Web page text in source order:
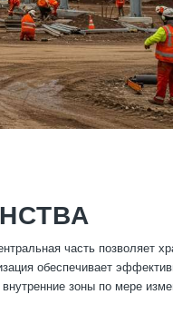
часть позволяет
обеспечивает
зоны по мере